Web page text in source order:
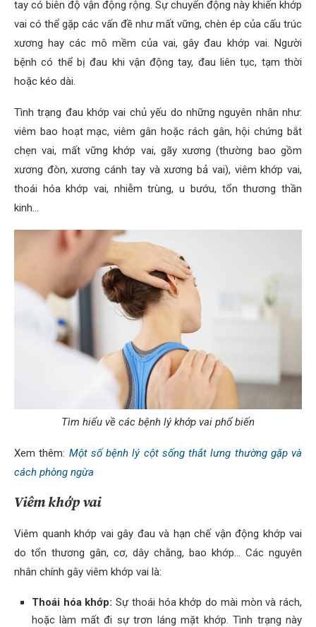
tay có biên độ vận động rộng. Sự chuyển động này khiến khớp
vai có thể gặp các vấn đề như mất vững, chèn ép của cấu trúc
xương hay các mô mềm của vai, gây đau khớp vai. Người
bệnh có thể bị đau khi vận động tay, đau liên tục, tạm thời
hoặc kéo dài.
Tình trạng đau khớp vai chủ yếu do những nguyên nhân như:
viêm bao hoạt mạc, viêm gân hoặc rách gân, hội chứng bắt
chẹn vai, mất vững khớp vai, gãy xương (thường bao gồm
xương đòn, xương cánh tay và xương bả vai), viêm khớp vai,
thoái hóa khớp vai, nhiễm trùng, u bướu, tổn thương thần
kinh…
Tìm hiểu về các bệnh lý khớp vai phổ biến
Xem thêm: Một số bệnh lý cột sống thắt lưng thường gặp và
cách phòng ngừa
Viêm khớp vai
Viêm quanh khớp vai gây đau và hạn chế vận động khớp vai
do tổn thương gân, cơ, dây chằng, bao khớp… Các nguyên
nhân chính gây viêm khớp vai là:
Thoái hóa khớp: Sự thoái hóa khớp do mài mòn và rách,
hoặc làm mất đi sự trơn láng mặt khớp. Tình trạng này